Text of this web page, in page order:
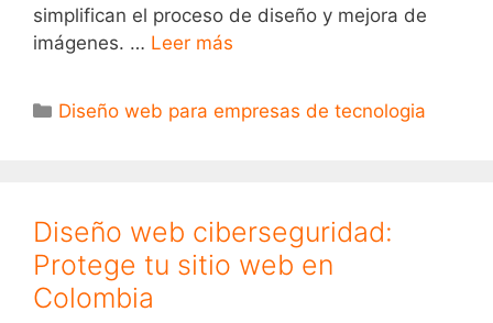
simplifican el proceso de diseño y mejora de
imágenes. … Leer más
Diseño web para empresas de tecnologia
Diseño web ciberseguridad:
Protege tu sitio web en
Colombia